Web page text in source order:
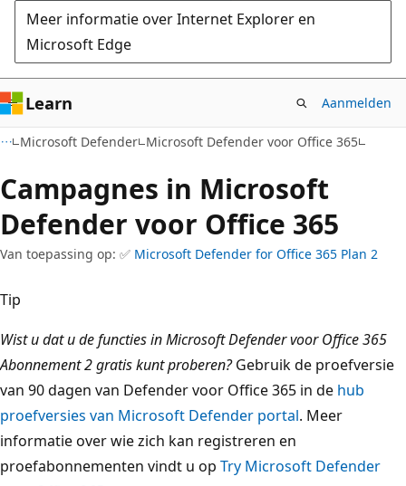
Meer informatie over Internet Explorer en
Microsoft Edge
Learn Aanmelden
Microsoft Defender Microsoft Defender voor Office 365
Campagnes in Microsoft
Defender voor Office 365
Van toepassing op: ✅ Microsoft Defender for Office 365 Plan 2
Tip
Wist u dat u de functies in Microsoft Defender voor Office 365
Abonnement 2 gratis kunt proberen?Gebruik de proefversie
van 90 dagen van Defender voor Office 365 in de hub
proefversies van Microsoft Defender portal. Meer
informatie over wie zich kan registreren en
proefabonnementen vindt u op Try Microsoft Defender